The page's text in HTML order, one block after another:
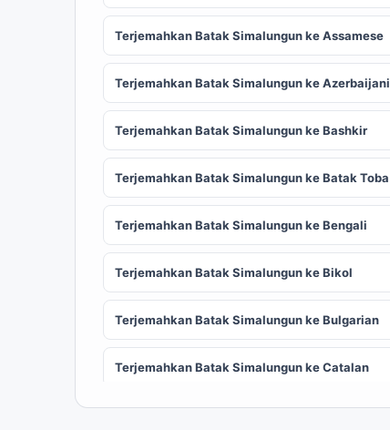
Terjemahkan Batak Simalungun ke Assamese
Terjemahkan Batak Simalungun ke Azerbaijani
Terjemahkan Batak Simalungun ke Bashkir
Terjemahkan Batak Simalungun ke Batak Toba
Terjemahkan Batak Simalungun ke Bengali
Terjemahkan Batak Simalungun ke Bikol
Terjemahkan Batak Simalungun ke Bulgarian
Terjemahkan Batak Simalungun ke Catalan
Terjemahkan Batak Simalungun ke Chinese